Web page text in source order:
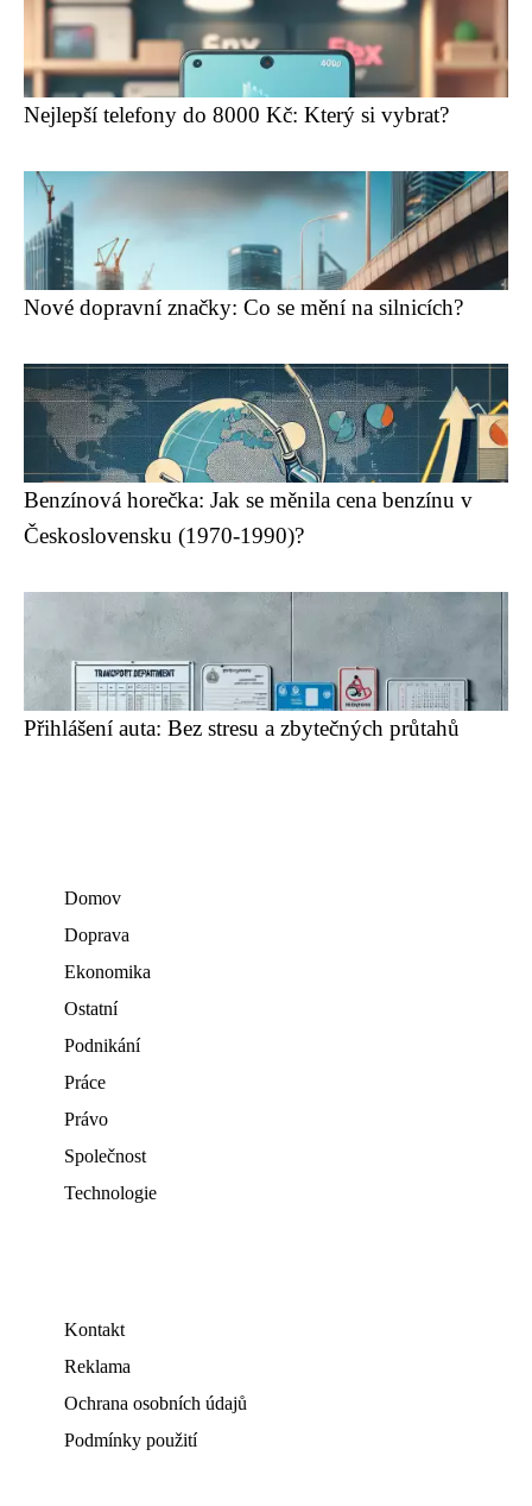
Nejlepší telefony do 8000 Kč: Který si vybrat?
Nové dopravní značky: Co se mění na silnicích?
Benzínová horečka: Jak se měnila cena benzínu v
Československu (1970-1990)?
Přihlášení auta: Bez stresu a zbytečných průtahů
Domov
Doprava
Ekonomika
Ostatní
Podnikání
Práce
Právo
Společnost
Technologie
Kontakt
Reklama
Ochrana osobních údajů
Podmínky použití